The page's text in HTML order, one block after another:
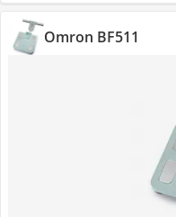
Omron BF511